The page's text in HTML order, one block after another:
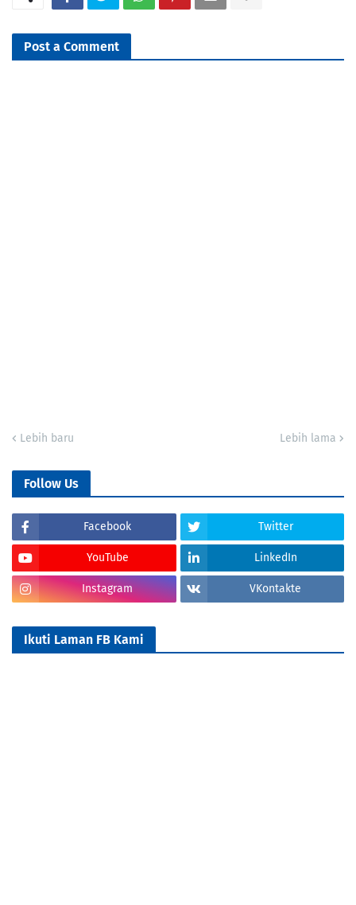
Post a Comment
Lebih baru Lebih lama
Follow Us
Facebook Twitter
YouTube LinkedIn
Instagram VKontakte
Ikuti Laman FB Kami